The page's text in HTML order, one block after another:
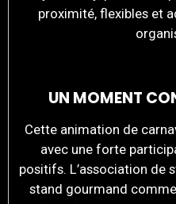
proximité, flexibles et
UN MOMENT
Cette animation de
avec une forte
positifs. L’association de
stand gourmand